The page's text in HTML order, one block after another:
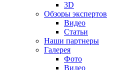
3D
Обзоры экспертов
Видео
Статьи
Наши партнеры
Галерея
Фото
Видео